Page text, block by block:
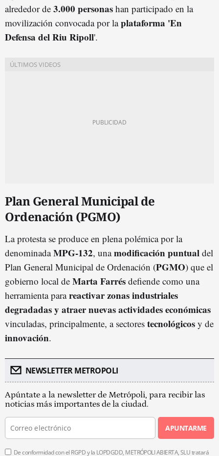
alrededor de 3.000 personas han participado en la
movilización convocada por laplataforma 'En
Defensa del Riu Ripoll'.
Plan General Municipal de
Ordenación (PGMO)
La protesta se produce en plena polémica por la
denominadaMPG-132, unamodificación puntual del
Plan General Municipal de Ordenación (PGMO) que el
gobierno local de Marta Farrés defiende como una
herramienta parareactivar zonas industriales
degradadas y atraer nuevas actividades económicas
vinculadas, principalmente, a sectores tecnológicos y de
innovación.
NEWSLETTER METROPOLI
Apúntate a la newsletter de Metrópoli, para recibir las
noticias más importantes de la ciudad.
APUNTARME
De conformidad con el RGPD y la LOPDGDD, METRÓPOLI ABIERTA, SLU tratará